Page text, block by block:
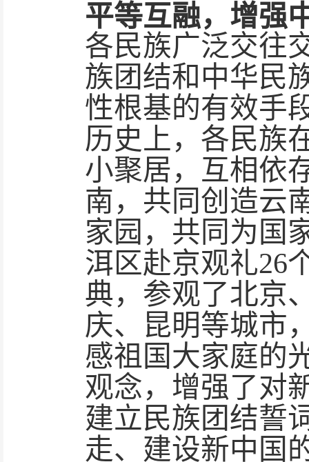
平等互融，增强
各民族广泛交往
族团结和中华民
性根基的有效手
历史上，各民族
小聚居，互相依
南，共同创造云
家园，共同为国
洱区赴京观礼26
典，参观了北京
庆、昆明等城市
感祖国大家庭的
观念，增强了对
建立民族团结誓
走、建设新中国